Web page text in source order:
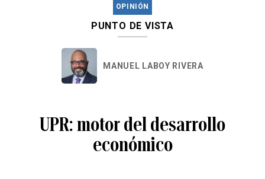
OPINIÓN
PUNTO DE VISTA
MANUEL LABOY RIVERA
UPR: motor del desarrollo
económico